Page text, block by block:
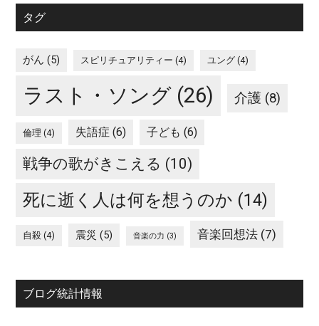
タグ
がん (5) スピリチュアリティー (4) ユング (4)
ラスト・ソング (26) 介護 (8)
倫理 (4) 失語症 (6) 子ども (6)
戦争の歌がきこえる (10)
死に逝く人は何を想うのか (14)
自殺 (4) 震災 (5) 音楽の力 (3) 音楽回想法 (7)
ブログ統計情報